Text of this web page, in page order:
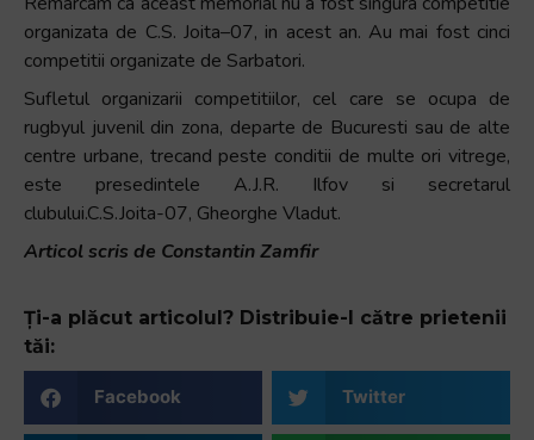
organizata de C.S. Joita–07, in acest an. Au mai fost cinci
competitii organizate de Sarbatori.
Sufletul organizarii competitiilor, cel care se ocupa de
rugbyul juvenil din zona, departe de Bucuresti sau de alte
centre urbane, trecand peste conditii de multe ori vitrege,
este presedintele A.J.R. Ilfov si secretarul
clubului.C.S.Joita-07, Gheorghe Vladut.
Articol scris de Constantin Zamfir
Ți-a plăcut articolul? Distribuie-l către prietenii
tăi:
Facebook Twitter